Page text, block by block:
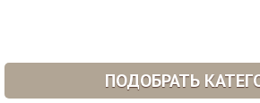
ПОДОБРАТЬ